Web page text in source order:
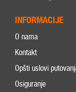
INFORMACIJE
O nama
Kontakt
Opšti uslovi
Osiguranje